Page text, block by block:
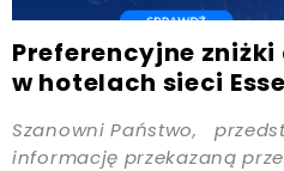
Preferencyjne
w hotelach sieci
Szanowni Państwo,
informację przekazaną